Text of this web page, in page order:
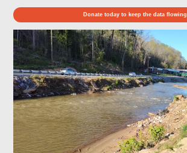
Donate today to keep the data flowing